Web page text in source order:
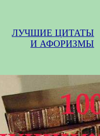
ЛУЧШИЕ ЦИТАТЫ
И АФОРИЗМЫ